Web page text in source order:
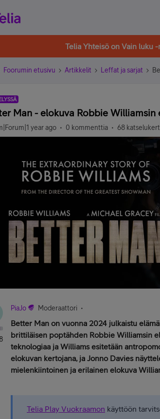
Telia Yhteisö on Vain luku
Foorumin etusivu Artikkelit Leffat ja sarjat
Man - elokuva Robbie Williamsin
year ago 0 kommenttia 68
PiaJo Moderaattori
Better Man on vuonna 2024 julkaistu
brittiläisen poptähden Robbie Williamsin
teknologiaa ja Williams esitetään
elokuvan kertojana, ja Jonno Davies
mielenkiintoinen ja erilainen elokuva
Telia Play Vuokraamon käyttöön